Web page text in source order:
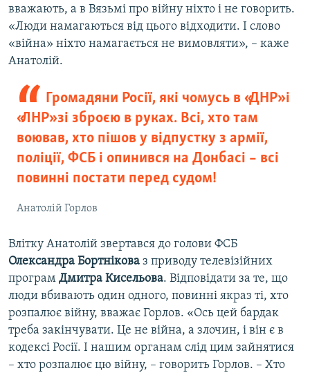
вважають, а в Вязьмі про війну ніхто і не говорить.
«Люди намагаються від цього відходити. І слово
«війна» ніхто намагається не вимовляти», – каже
Анатолій.
Громадяни Росії, які чомусь в «ДНР» і
«ЛНР» зі зброєю в руках. Всі, хто там
воював, хто пішов у відпустку з армії,
поліції, ФСБ і опинився на Донбасі – всі
повинні постати перед судом!
Анатолій Горлов
Влітку Анатолій звертався до голови ФСБ
Олександра Бортнікова з приводу телевізійних
програм Дмитра Кисельова. Відповідати за те, що
люди вбивають один одного, повинні якраз ті, хто
розпалює війну, вважає Горлов. «Ось цей бардак
треба закінчувати. Це не війна, а злочин, і він є в
кодексі Росії. І нашим органам слід цим зайнятися
– хто розпалює цю війну, – говорить Горлов. – Хто